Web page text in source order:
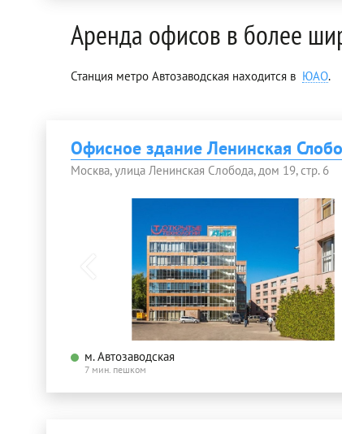
Аренда офисов в более
Станция метро Автозаводская находится в ЮАО.
Офисное здание Ленинская
Москва, улица Ленинская Слобода, дом 19, стр. 6
м. Автозаводская
7 мин. пешком